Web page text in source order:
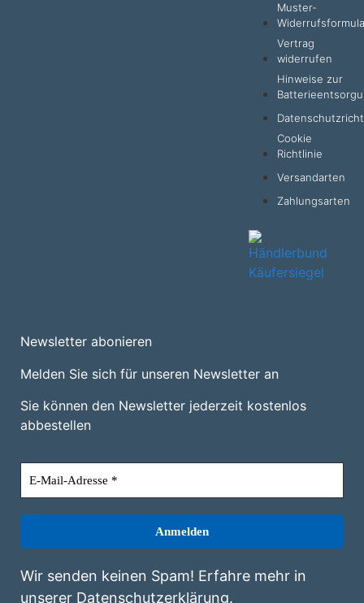
Muster-
Vertrag
widerrufen
Hinweise zur
Cookie
Richtlinie
Versandarten
Zahlungsarten
Newsletter abonieren
Melden Sie sich für unseren Newsletter an
Sie können den Newsletter jederzeit kostenlos
abbestellen
Wir senden keinen Spam! Erfahre mehr in
unserer Datenschutzerklärung.